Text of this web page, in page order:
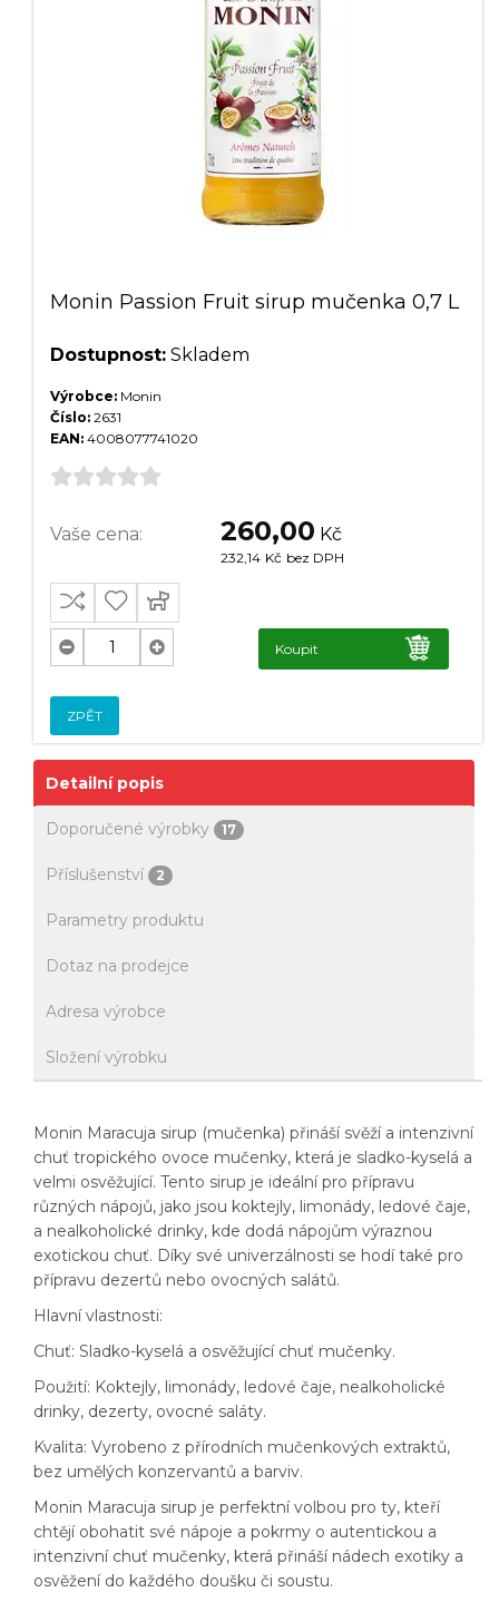
Monin Passion Fruit sirup mučenka 0,7 L
Dostupnost: Skladem
Výrobce: Monin
Číslo: 2631
EAN: 4008077741020
Vaše cena: 260,00 Kč
232,14 Kč bez DPH
Koupit
ZPĚT
Detailní popis
Doporučené výrobky 17
Příslušenství 2
Parametry produktu
Dotaz na prodejce
Adresa výrobce
Složení výrobku
Monin Maracuja sirup (mučenka) přináší svěží a intenzivní
chuť tropického ovoce mučenky, která je sladko-kyselá a
velmi osvěžující. Tento sirup je ideální pro přípravu
různých nápojů, jako jsou koktejly, limonády, ledové čaje,
a nealkoholické drinky, kde dodá nápojům výraznou
exotickou chuť. Díky své univerzálnosti se hodí také pro
přípravu dezertů nebo ovocných salátů.
Hlavní vlastnosti:
Chuť: Sladko-kyselá a osvěžující chuť mučenky.
Použití: Koktejly, limonády, ledové čaje, nealkoholické
drinky, dezerty, ovocné saláty.
Kvalita: Vyrobeno z přírodních mučenkových extraktů,
bez umělých konzervantů a barviv.
Monin Maracuja sirup je perfektní volbou pro ty, kteří
chtějí obohatit své nápoje a pokrmy o autentickou a
intenzivní chuť mučenky, která přináší nádech exotiky a
osvěžení do každého doušku či soustu.